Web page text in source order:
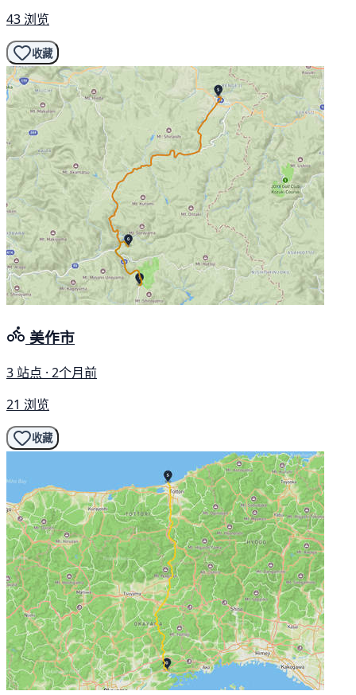
43 浏览
收藏
美作市
3 站点 · 2个月前
21 浏览
收藏